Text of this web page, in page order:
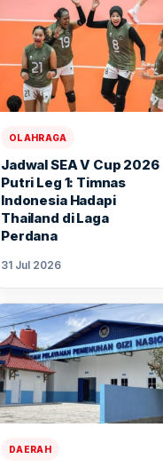
OLAHRAGA
Jadwal SEA V Cup 2026
Putri Leg 1: Timnas
Indonesia Hadapi
Thailand di Laga
Perdana
31 Jul 2026
DAERAH